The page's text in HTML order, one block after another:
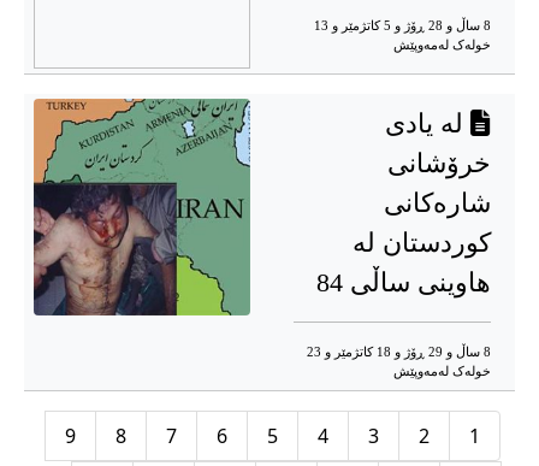
8 ساڵ و 28 ڕۆژ و 5 کاتژمێر و 13
خوله‌ک له‌مه‌وپێش‌
لە یادی
خرۆشانی
شارەکانی
کوردستان لە
هاوینی ساڵی 84
8 ساڵ و 29 ڕۆژ و 18 کاتژمێر و 23
خوله‌ک له‌مه‌وپێش‌
1
2
3
4
5
6
7
8
9